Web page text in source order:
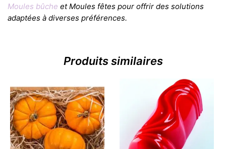
Moules bûche et Moules fêtes pour offrir des solutions
adaptées à diverses préférences.
Produits similaires